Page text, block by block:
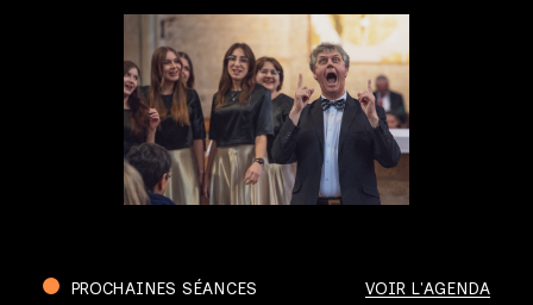
PROCHAINES SÉANCES VOIR L'AGENDA